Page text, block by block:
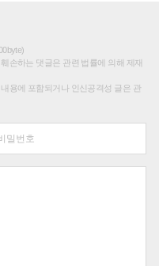
손하는 댓글은 관련 법률에 의해 제재
용에 포함되거나 인신공격성 글은 관